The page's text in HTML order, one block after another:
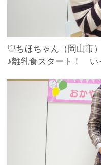
♡ちほちゃん（岡山市）
♪離乳食スタート！ い